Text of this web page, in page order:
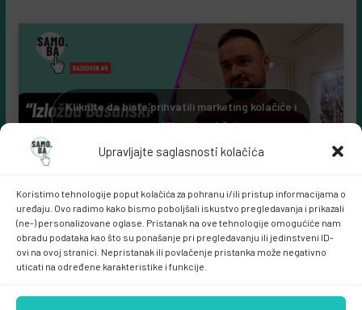
Upravljajte saglasnosti kolačića
Koristimo tehnologije poput kolačića za pohranu i/ili pristup informacijama o
uređaju. Ovo radimo kako bismo poboljšali iskustvo pregledavanja i prikazali
(ne-) personalizovane oglase. Pristanak na ove tehnologije omogućiće nam
obradu podataka kao što su ponašanje pri pregledavanju ili jedinstveni ID-
ovi na ovoj stranici. Nepristanak ili povlačenje pristanka može negativno
uticati na određene karakteristike i funkcije.
Kliknite da biste prihvatili marketing kolačiće i
Samo.ba MARKETING